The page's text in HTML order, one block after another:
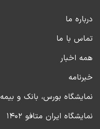
درباره ما
تماس با ما
همه اخبار
خبرنامه
نمایشگاه بورس، بانک و بیمه
نمایشگاه ایران متافو ۱۴۰۲